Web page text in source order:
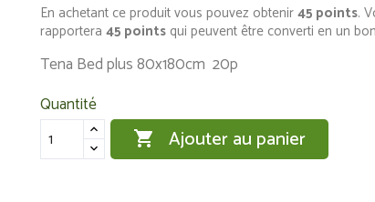
En achetant ce produit vous pouvez obtenir45 points.
rapportera 45 points qui peuvent être converti en un
Tena Bed plus 80x180cm 20p
Quantité
 Ajouter au panier